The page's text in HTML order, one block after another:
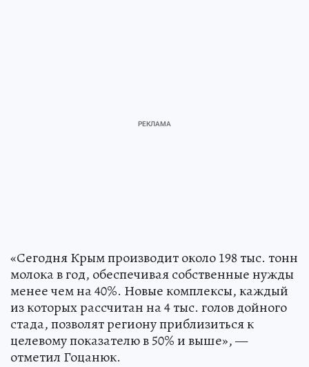
«Сегодня Крым производит около 198 тыс. тонн
молока в год, обеспечивая собственные нужды
менее чем на 40%. Новые комплексы, каждый
из которых рассчитан на 4 тыс. голов дойного
стада, позволят региону приблизиться к
целевому показателю в 50% и выше», —
отметил Гоцанюк.